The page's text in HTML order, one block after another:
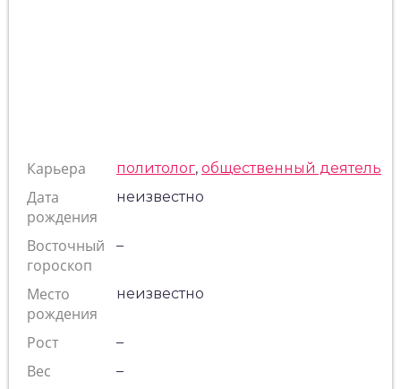
Карьера политолог, общественный деятель
Дата
рождения
неизвестно
Восточный
гороскоп
–
Место
рождения
неизвестно
Рост –
Вес –